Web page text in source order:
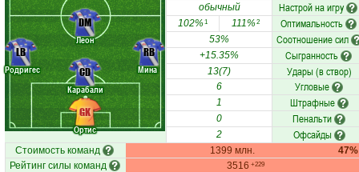
Ортис
Родригес
Карабали
Мина
Леон
GK
LB
CD
RB
DM
обычный Настрой на игру
102%1 111%2 Оптимальность
53% Соотношение сил
+15.35% Сыгранность
13(7) Удары (в створ)
6 Угловые
1 Штрафные
0 Пенальти
2 Офсайды
Стоимость команд 1399 млн.
47%
Рейтинг силы команд
3516 +229